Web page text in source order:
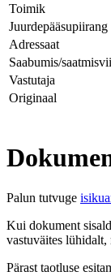
Toimik
Juurdepääsupiirang
Adressaat
Saabumis/
Vastutaja
Originaal
Palun tutvuge
Kui dokument
vastuväites
Pärast taotluse